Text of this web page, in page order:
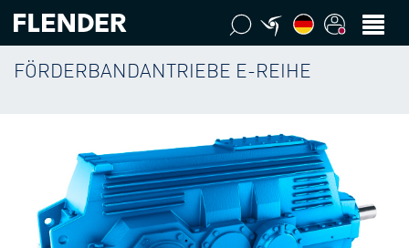
FÖRDERBANDANTRIEBE E-REIHE